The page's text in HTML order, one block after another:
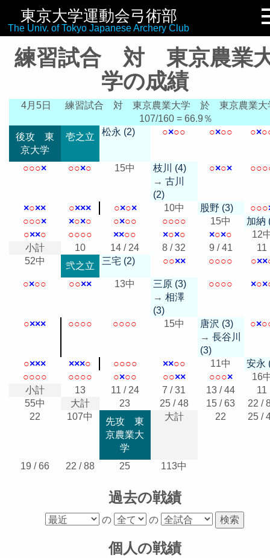
東京大学運動会弓術部
The Univ. of Tokyo Japanese Archery Club
リンク集
練習試合 対 東京農業
学の成績
4月5日 練習試合 対 東京農業大学
於 東京農業大
107/160 = 66.9％
後攻 東
京大学
壱之立 松永 (2) ○×○○ ○×○○ ○×○
○○○× ○○×○ 15中
枝川 (4)
→ 古川
(2)
○×○× ○○○
×○×× ○××× ○×○× 10中 股野 (3) ○○○
○○○× ×○×○ ○×○○ ○○○○ 15中
加納
○××○ ○○○○ ××○○ ×○×○ ×○×○
12
小計
10 14 / 24 8 / 32 9 / 41
11
52中
弐之立 三宅 (2) ○○×× ○○○○ ○××
○×○○ ○○×× 13中
三原 (3)
→ 相澤
(3)
○○○○ ×○×
○××× ○○○○ ○○○○ 15中
唐沢 (3)
→ 長谷川
(3)
○×○
○××× ×××○ ○○○○ ××○○ 11中
安永
○○○○ ○○○○ ○×○○ ○○×× ○○○×
16
小計
13 11 / 24 7 / 31 13 / 44
11
55中
大計 23 25 / 48 15 / 63
22 /
22
107中
先攻 東
京農業大
学
大計 22 25 /
19 / 66 22 / 88 25 113中
過去の戦績
の の
個人の戦績